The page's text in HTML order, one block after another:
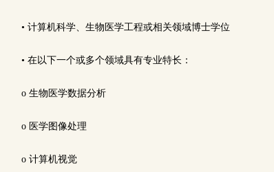
• 计算机科学、生物医学工程或相关领域博士学位
• 在以下一个或多个领域具有专业特长：
o 生物医学数据分析
o 医学图像处理
o 计算机视觉